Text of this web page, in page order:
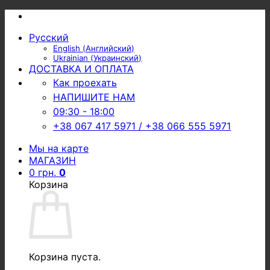
Skip
contentРусский
English (Английский)
Ukrainian (Украинский)
ДОСТАВКА И ОПЛАТА
Как проехать
НАПИШИТЕ НАМ
09:30 - 18:00
+38 067 417 5971 / +38 066 555 5971
Мы на карте
МАГАЗИН
0 грн. 0
Корзина
Корзина пуста.